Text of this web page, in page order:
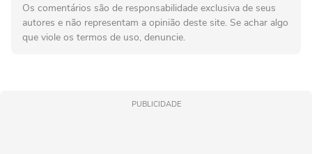
Os comentários são de responsabilidade exclusiva de seus
autores e não representam a opinião deste site. Se achar algo
que viole os termos de uso, denuncie.
PUBLICIDADE